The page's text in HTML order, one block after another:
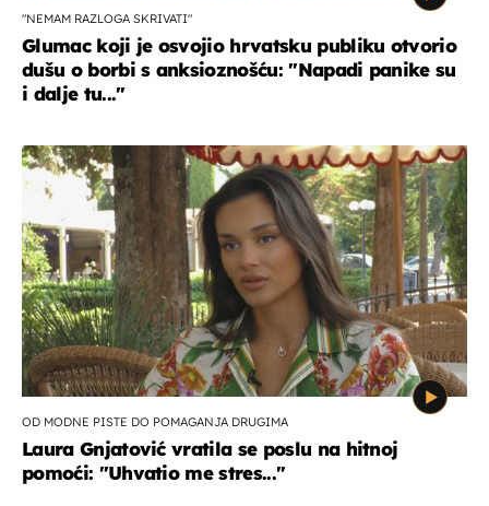
"NEMAM RAZLOGA SKRIVATI"
Glumac koji je osvojio hrvatsku publiku otvorio
dušu o borbi s anksioznošću: "Napadi panike su
i dalje tu..."
OD MODNE PISTE DO POMAGANJA DRUGIMA
Laura Gnjatović vratila se poslu na hitnoj
pomoći: "Uhvatio me stres..."